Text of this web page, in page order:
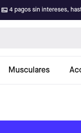
4 pagos sin intereses,
Musculares